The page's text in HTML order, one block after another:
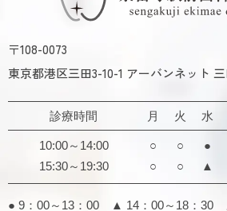
〒108-0073
東京都港区三田3-10-1 アーバンネット
診療時間 月 火 水
10:00～14:00 ○ ○ ●
15:30～19:30
○ ○ ▲
● 9：00～13：00 ▲ 14：00～18：30